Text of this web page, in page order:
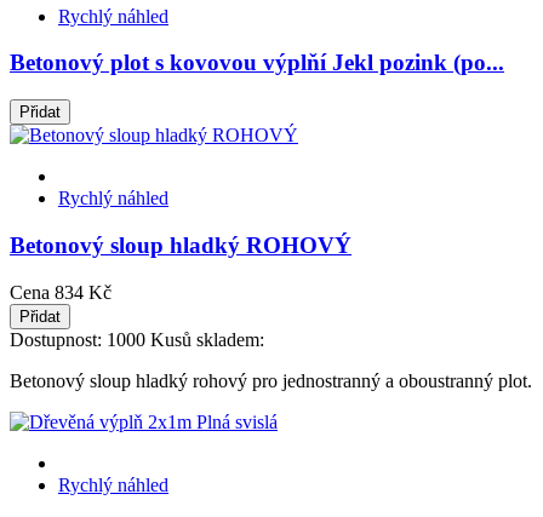
Rychlý náhled
Betonový plot s kovovou výplňí Jekl pozink (po...
Přidat
Rychlý náhled
Betonový sloup hladký ROHOVÝ
Cena 834 Kč
Přidat
Dostupnost: 1000 Kusů skladem:
Betonový sloup hladký rohový pro jednostranný a oboustranný plot.
Rychlý náhled